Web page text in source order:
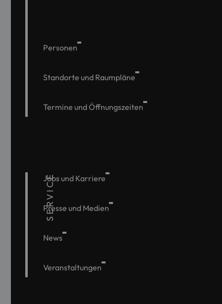
Personen
Standorte und Raumpläne
Termine und Öffnungszeiten
SERVICE
Jobs und Karriere
Presse und Medien
News
Veranstaltungen